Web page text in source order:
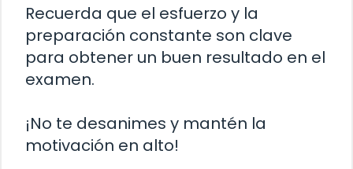
Recuerda que el esfuerzo y la
preparación constante son clave
para obtener un buen resultado en el
examen.
¡No te desanimes y mantén la
motivación en alto!